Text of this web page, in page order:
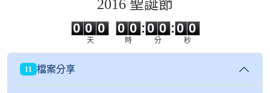
2016 聖誕節
0 0 0
天
0
0
0
時
:
0
0
0
0
分
:0 0
秒
11 檔案分享